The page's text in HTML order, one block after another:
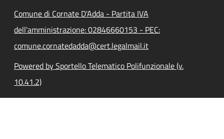
Comune di Cornate D'Adda - Partita IVA
dell'amministrazione: 02846660153 - PEC:
comune.cornatedadda@cert.legalmail.it
Powered by Sportello Telematico Polifunzionale (v.
10.41.2)